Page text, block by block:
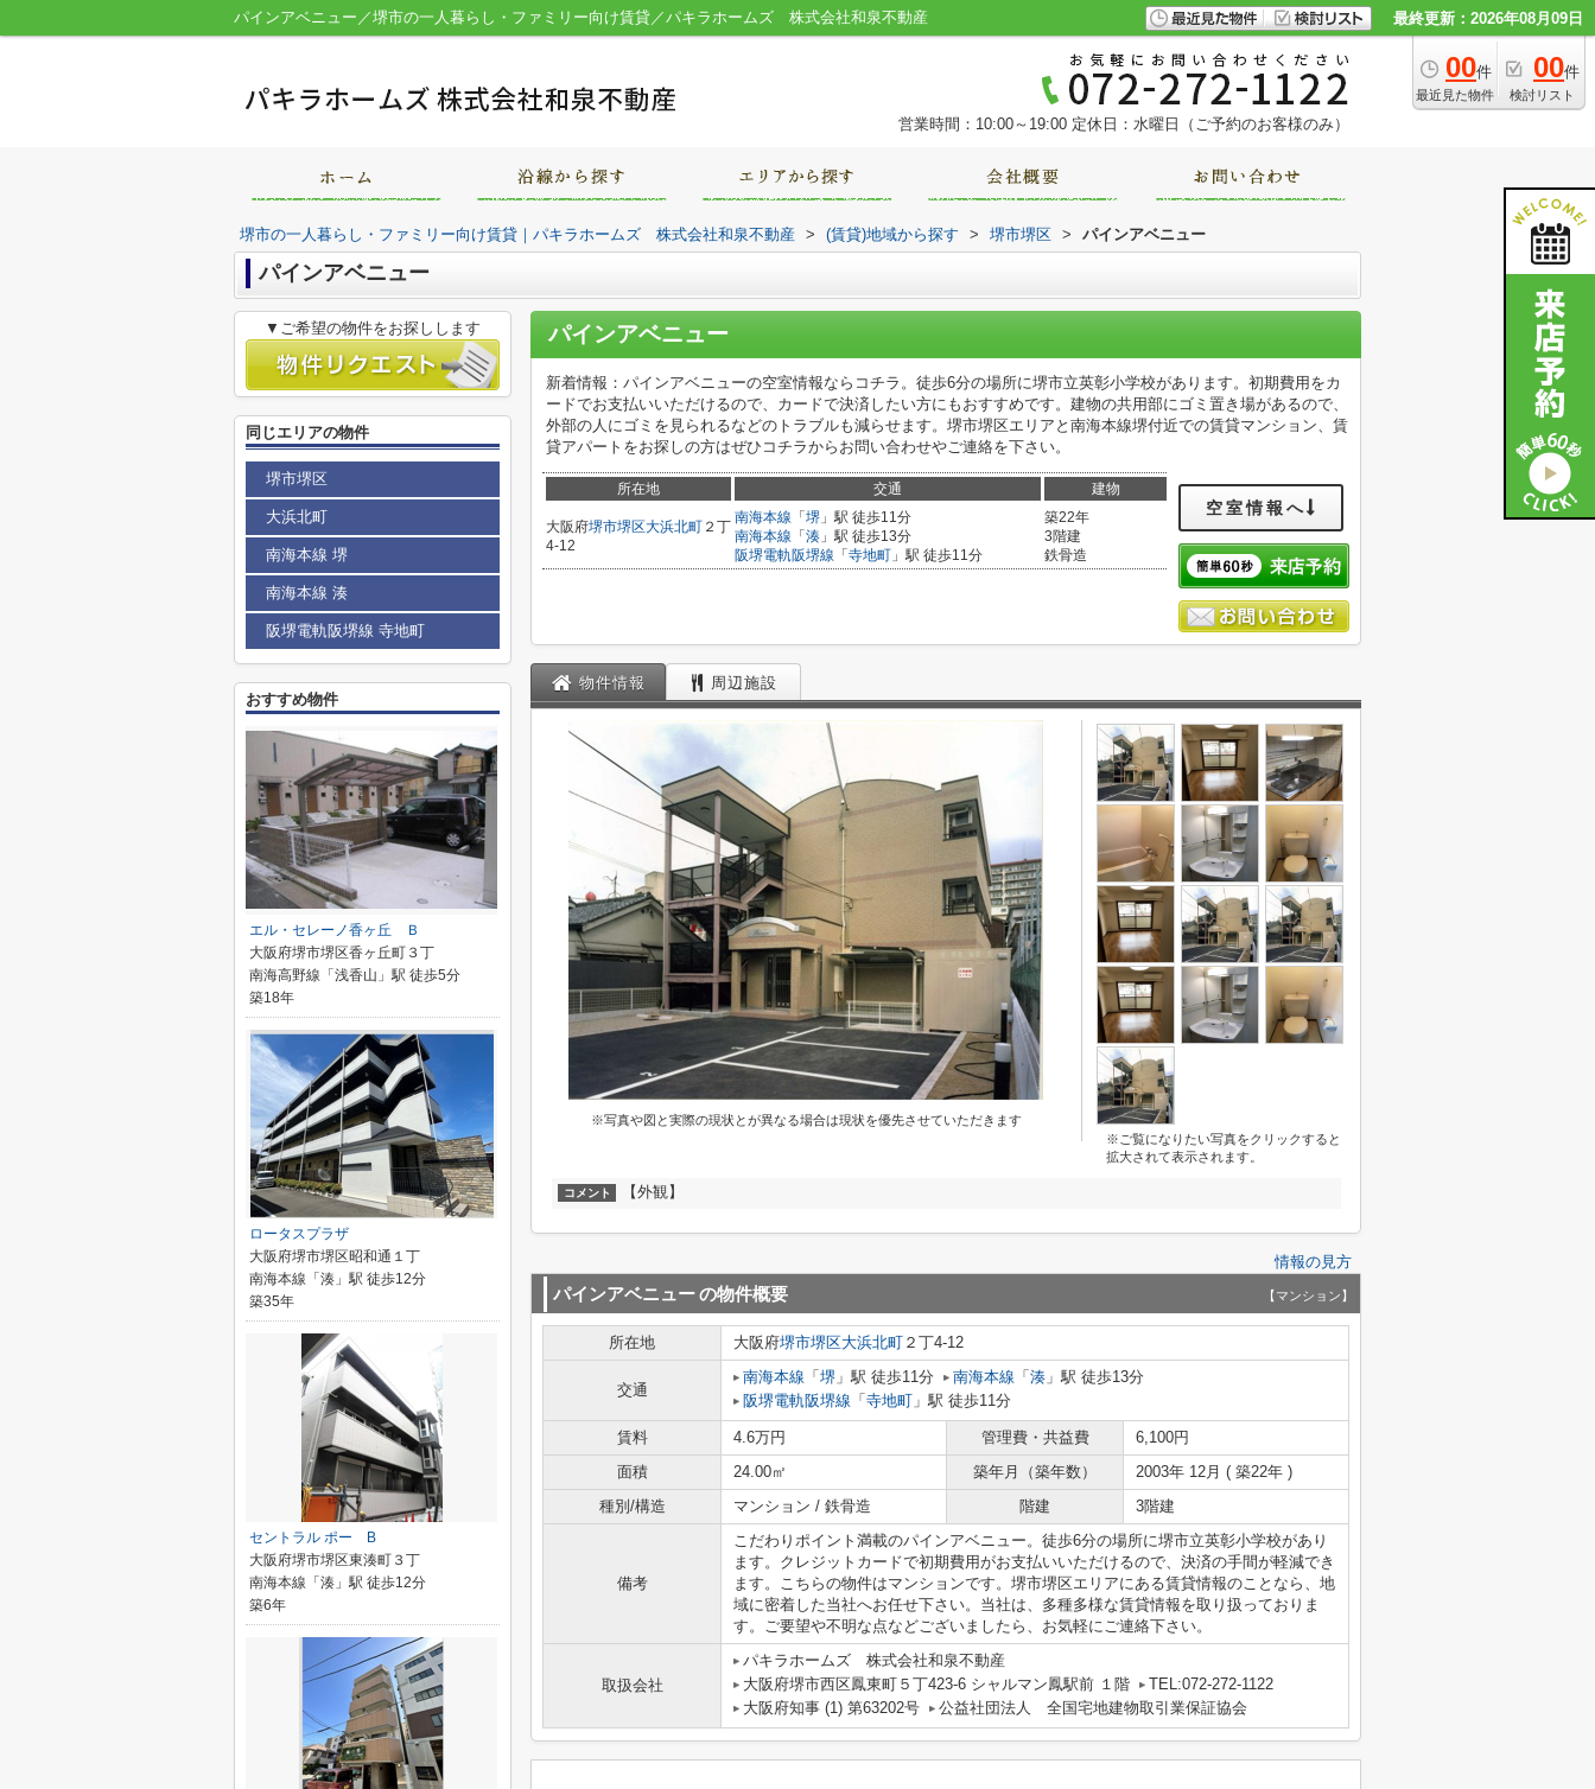
パインアベニュー／堺市の一人暮らし・ファミリー向け賃貸／パキラホームズ 株式会社和泉不動産 最終更新：2026年08月09日
00件
最近見た物件
00件
検討リスト
営業時間：10:00～19:00 定休日：水曜日（ご予約のお客様のみ）
堺市の一人暮らし・ファミリー向け賃貸｜パキラホームズ 株式会社和泉不動産 > (賃貸)地域から探す > 堺市堺区 > パインアベニュー
パインアベニュー
パインアベニュー
新着情報：パインアベニューの空室情報ならコチラ。徒歩6分の場所に堺市立英彰小学校があります。初期費用をカ
ードでお支払いいただけるので、カードで決済したい方にもおすすめです。建物の共用部にゴミ置き場があるので、
外部の人にゴミを見られるなどのトラブルも減らせます。堺市堺区エリアと南海本線堺付近での賃貸マンション、賃
貸アパートをお探しの方はぜひコチラからお問い合わせやご連絡を下さい。
所在地 交通 建物
大阪府堺市堺区大浜北町 ２丁
4-12
南海本線 「 堺 」駅 徒歩11分
南海本線 「 湊 」駅 徒歩13分
阪堺電軌阪堺線 「 寺地町 」駅 徒歩11分
築22年
3階建
鉄骨造
空室情報へ
物件情報 周辺施設
※写真や図と実際の現状とが異なる場合は現状を優先させていただきます
※ご覧になりたい写真をクリックすると
拡大されて表示されます。
コメント 【外観】
情報の見方
パインアベニューの物件概要 【マンション】
所在地 大阪府堺市堺区大浜北町 ２丁4-12
交通
南海本線 「 堺 」駅 徒歩11分 南海本線 「 湊 」駅 徒歩13分
阪堺電軌阪堺線 「 寺地町 」駅 徒歩11分
賃料 4.6万円 管理費・共益費
6,100円
面積
24.00㎡ 築年月（築年数）
2003年 12月 ( 築22年 )
種別/構造
マンション / 鉄骨造 階建 3階建
備考
こだわりポイント満載のパインアベニュー。徒歩6分の場所に堺市立英彰小学校があり
ます。クレジットカードで初期費用がお支払いいただけるので、決済の手間が軽減でき
ます。こちらの物件はマンションです。堺市堺区エリアにある賃貸情報のことなら、地
域に密着した当社へお任せ下さい。当社は、多種多様な賃貸情報を取り扱っておりま
す。ご要望や不明な点などございましたら、お気軽にご連絡下さい。
取扱会社
パキラホームズ 株式会社和泉不動産
大阪府堺市西区鳳東町５丁423-6 シャルマン鳳駅前 １階
TEL:072-272-1122
大阪府知事 (1) 第63202号
公益社団法人 全国宅地建物取引業保証協会
▼ご希望の物件をお探しします
同じエリアの物件
堺市堺区
大浜北町
南海本線 堺
南海本線 湊
阪堺電軌阪堺線 寺地町
おすすめ物件
エル・セレーノ香ヶ丘 Ｂ
大阪府堺市堺区香ヶ丘町３丁
南海高野線「浅香山」駅 徒歩5分
築18年
ロータスプラザ
大阪府堺市堺区昭和通１丁
南海本線「湊」駅 徒歩12分
築35年
セントラル ポー B
大阪府堺市堺区東湊町３丁
南海本線「湊」駅 徒歩12分
築6年